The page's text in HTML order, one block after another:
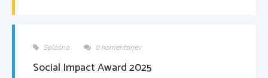
Splošno 0 komentarjev
Social Impact Award 2025